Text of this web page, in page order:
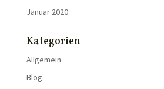
Januar 2020
Kategorien
Allgemein
Blog